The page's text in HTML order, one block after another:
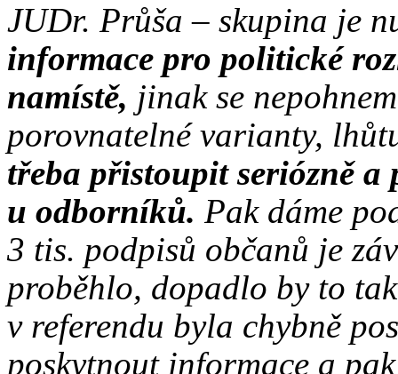
JUDr. Průša – skupina je
informace pro politické
namístě, jinak se
porovnatelné varianty,
třeba přistoupit seriózně a
u odborníků. Pak dáme
3 tis. podpisů občanů je
proběhlo, dopadlo by to
v referendu byla chybně
poskytnout informace a